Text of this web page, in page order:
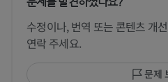
수정이나, 번역 또는 콘텐츠 개
연락 주세요.
문제